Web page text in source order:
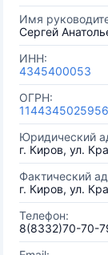
Имя
Сергей
ИНН:
4345400053
ОГРН:
1144345025956
Юридический
г. Киров, ул.
Фактический
г. Киров, ул.
Телефон:
8(8332)70-70-